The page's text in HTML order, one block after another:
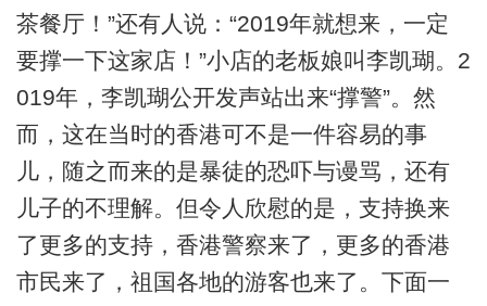
茶餐厅！”还有人说：“2019年就想来，一定
要撑一下这家店！”小店的老板娘叫李凯瑚。2
019年，李凯瑚公开发声站出来“撑警”。然
而，这在当时的香港可不是一件容易的事
儿，随之而来的是暴徒的恐吓与谩骂，还有
儿子的不理解。但令人欣慰的是，支持换来
了更多的支持，香港警察来了，更多的香港
市民来了，祖国各地的游客也来了。下面一